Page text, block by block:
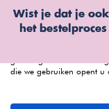
Wist je dat je
het
Wij gebruiken cookies
We kunnen deze
onze website te
die we gebruiken opent u